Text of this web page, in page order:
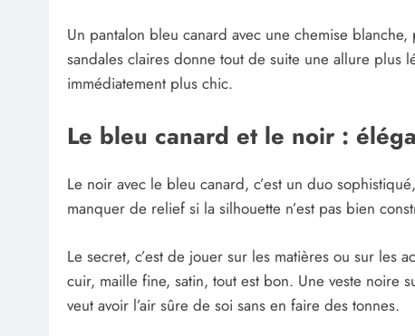
Un pantalon bleu canard avec une chemise
sandales claires donne tout de suite une allure plus
immédiatement plus chic.
Le bleu canard et le noir :
Le noir avec le bleu canard, c’est un duo
manquer de relief si la silhouette n’est pas bien
Le secret, c’est de jouer sur les matières ou sur les
cuir, maille fine, satin, tout est bon. Une veste noire
veut avoir l’air sûre de soi sans en faire des tonnes.